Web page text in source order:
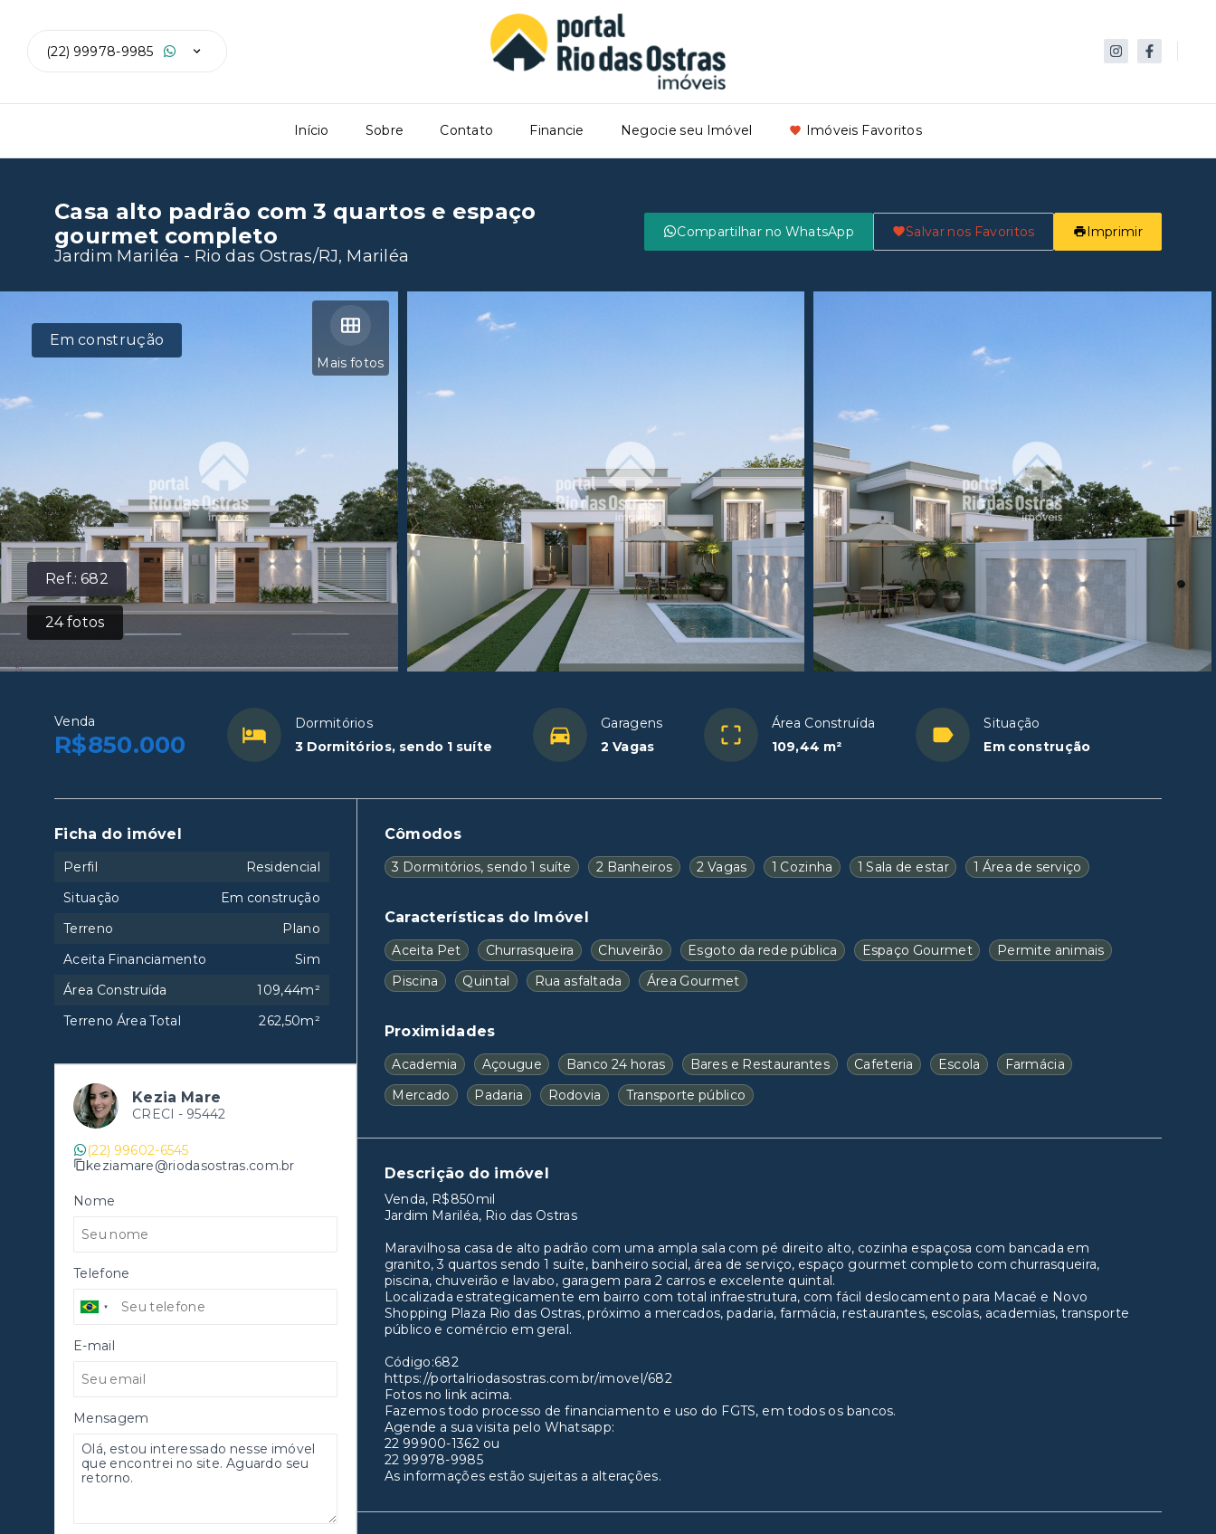
(22) 99978-9985
Início Sobre Contato Financie Negocie seu Imóvel Imóveis Favoritos
Casa alto padrão com 3 quartos e espaço
gourmet completo
Jardim Mariléa - Rio das Ostras/RJ, Mariléa
Compartilhar no WhatsApp Salvar nos Favoritos Imprimir
Ref.:682
24fotos
Mais fotos
Em construção
Venda
R$850.000
Dormitórios
3 Dormitórios, sendo 1 suíte
Garagens
2 Vagas
Área Construída
109,44 m²
Situação
Em construção
Cômodos
3 Dormitórios, sendo 1 suíte 2 Banheiros 2 Vagas 1 Cozinha 1 Sala de estar 1 Área de serviço
Características do Imóvel
Aceita Pet Churrasqueira Chuveirão Esgoto da rede pública Espaço Gourmet
Permite animais
Piscina
Quintal Rua asfaltada Área Gourmet
Proximidades
Academia Açougue Banco 24 horas Bares e Restaurantes Cafeteria Escola
Farmácia
Mercado
Padaria Rodovia Transporte público
Descrição do imóvel
Venda, R$850mil
Jardim Mariléa, Rio das Ostras
Maravilhosa casa de alto padrão com uma ampla sala com pé direito alto, cozinha espaçosa com bancada em
granito, 3 quartos sendo 1 suíte, banheiro social, área de serviço, espaço gourmet completo com churrasqueira,
piscina, chuveirão e lavabo, garagem para 2 carros e excelente quintal.
Localizada estrategicamente em bairro com total infraestrutura, com fácil deslocamento para Macaé e Novo
Shopping Plaza Rio das Ostras, próximo a mercados, padaria, farmácia, restaurantes, escolas, academias, transporte
público e comércio em geral.
Código:682
https://portalriodasostras.com.br/imovel/682
Fotos no link acima.
Fazemos todo processo de financiamento e uso do FGTS, em todos os bancos.
Agende a sua visita pelo Whatsapp:
22 99900-1362 ou
22 99978-9985
As informações estão sujeitas a alterações.
Ficha do imóvel
Perfil
Residencial
Situação
Em construção
Terreno
Plano
Aceita Financiamento
Sim
Área Construída
109,44m²
Terreno Área Total
262,50m²
Kezia Mare
CRECI - 95442
(22) 99602-6545
keziamare@riodasostras.com.br
Nome
Telefone
E-mail
Mensagem